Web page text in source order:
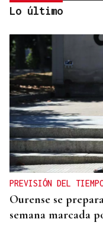
PROGRAMA MODO
Manzaneda,
jóvenes
Lo último
PREVISIÓN DEL
Ourense se
semana marcada